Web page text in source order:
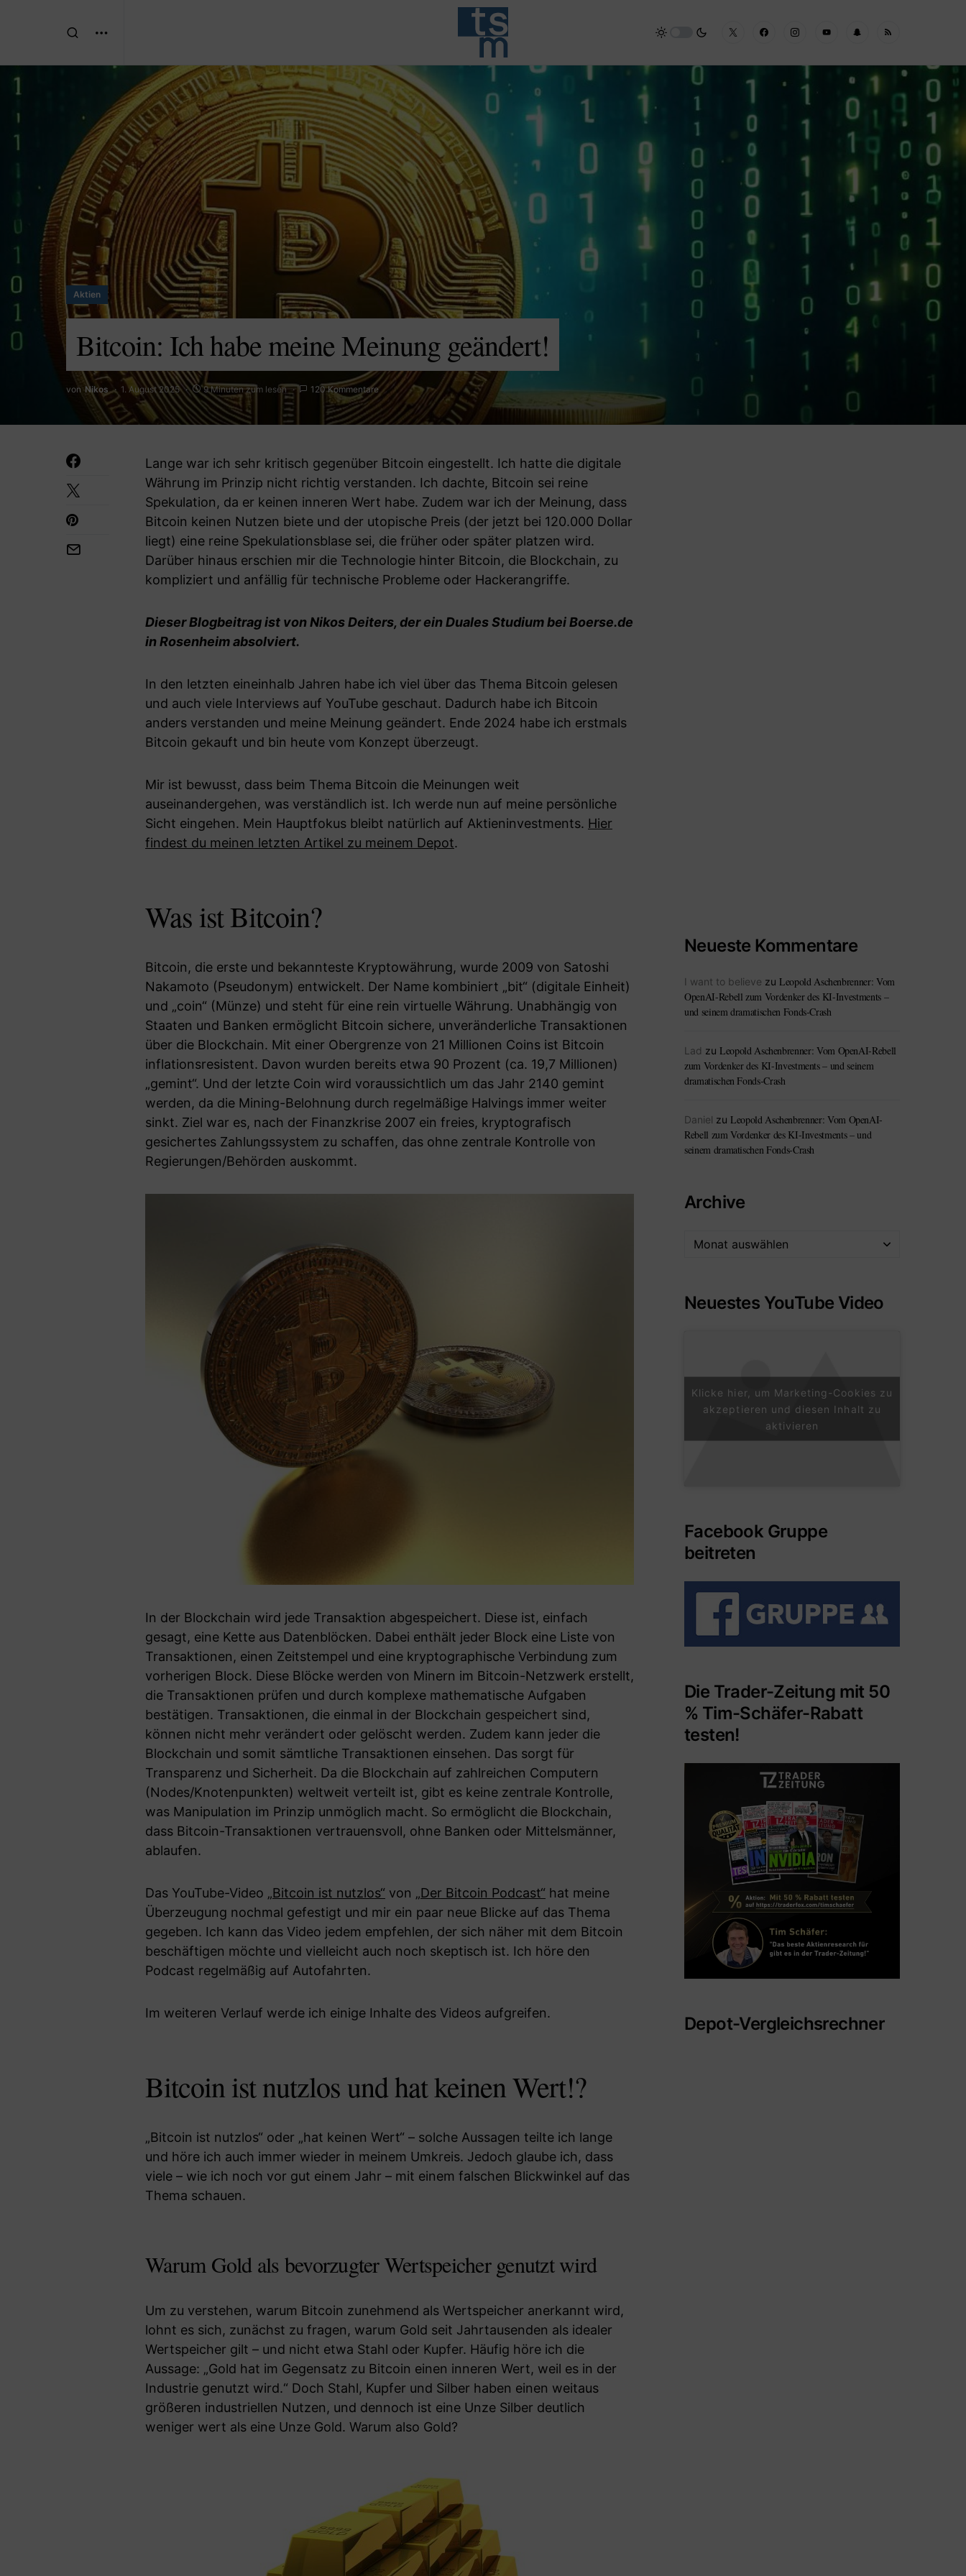
Aktien
Bitcoin: Ich habe meine Meinung geändert!
von Nikos 1. August 2025 9 Minuten zum lesen 120 Kommentare
Lange war ich sehr kritisch gegenüber Bitcoin eingestellt. Ich hatte die digitale
Währung im Prinzip nicht richtig verstanden. Ich dachte, Bitcoin sei reine
Spekulation, da er keinen inneren Wert habe. Zudem war ich der Meinung, dass
Bitcoin keinen Nutzen biete und der utopische Preis (der jetzt bei 120.000 Dollar
liegt) eine reine Spekulationsblase sei, die früher oder später platzen wird.
Darüber hinaus erschien mir die Technologie hinter Bitcoin, die Blockchain, zu
kompliziert und anfällig für technische Probleme oder Hackerangriffe.
Dieser Blogbeitrag ist von Nikos Deiters, der ein Duales Studium bei Boerse.de
in Rosenheim absolviert.
In den letzten eineinhalb Jahren habe ich viel über das Thema Bitcoin gelesen
und auch viele Interviews auf YouTube geschaut. Dadurch habe ich Bitcoin
anders verstanden und meine Meinung geändert. Ende 2024 habe ich erstmals
Bitcoin gekauft und bin heute vom Konzept überzeugt.
Mir ist bewusst, dass beim Thema Bitcoin die Meinungen weit
auseinandergehen, was verständlich ist. Ich werde nun auf meine persönliche
Sicht eingehen. Mein Hauptfokus bleibt natürlich auf Aktieninvestments. Hier
findest du meinen letzten Artikel zu meinem Depot.
Was ist Bitcoin?
Bitcoin, die erste und bekannteste Kryptowährung, wurde 2009 von Satoshi
Nakamoto (Pseudonym) entwickelt. Der Name kombiniert „bit“ (digitale Einheit)
und „coin“ (Münze) und steht für eine rein virtuelle Währung. Unabhängig von
Staaten und Banken ermöglicht Bitcoin sichere, unveränderliche Transaktionen
über die Blockchain. Mit einer Obergrenze von 21 Millionen Coins ist Bitcoin
inflationsresistent. Davon wurden bereits etwa 90 Prozent (ca. 19,7 Millionen)
„gemint“. Und der letzte Coin wird voraussichtlich um das Jahr 2140 gemint
werden, da die Mining-Belohnung durch regelmäßige Halvings immer weiter
sinkt. Ziel war es, nach der Finanzkrise 2007 ein freies, kryptografisch
gesichertes Zahlungssystem zu schaffen, das ohne zentrale Kontrolle von
Regierungen/Behörden auskommt.
In der Blockchain wird jede Transaktion abgespeichert. Diese ist, einfach
gesagt, eine Kette aus Datenblöcken. Dabei enthält jeder Block eine Liste von
Transaktionen, einen Zeitstempel und eine kryptographische Verbindung zum
vorherigen Block. Diese Blöcke werden von Minern im Bitcoin-Netzwerk erstellt,
die Transaktionen prüfen und durch komplexe mathematische Aufgaben
bestätigen. Transaktionen, die einmal in der Blockchain gespeichert sind,
können nicht mehr verändert oder gelöscht werden. Zudem kann jeder die
Blockchain und somit sämtliche Transaktionen einsehen. Das sorgt für
Transparenz und Sicherheit. Da die Blockchain auf zahlreichen Computern
(Nodes/Knotenpunkten) weltweit verteilt ist, gibt es keine zentrale Kontrolle,
was Manipulation im Prinzip unmöglich macht. So ermöglicht die Blockchain,
dass Bitcoin-Transaktionen vertrauensvoll, ohne Banken oder Mittelsmänner,
ablaufen.
Das YouTube-Video „Bitcoin ist nutzlos“ von „Der Bitcoin Podcast“ hat meine
Überzeugung nochmal gefestigt und mir ein paar neue Blicke auf das Thema
gegeben. Ich kann das Video jedem empfehlen, der sich näher mit dem Bitcoin
beschäftigen möchte und vielleicht auch noch skeptisch ist. Ich höre den
Podcast regelmäßig auf Autofahrten.
Im weiteren Verlauf werde ich einige Inhalte des Videos aufgreifen.
Bitcoin ist nutzlos und hat keinen Wert!?
„Bitcoin ist nutzlos“ oder „hat keinen Wert“ – solche Aussagen teilte ich lange
und höre ich auch immer wieder in meinem Umkreis. Jedoch glaube ich, dass
viele – wie ich noch vor gut einem Jahr – mit einem falschen Blickwinkel auf das
Thema schauen.
Warum Gold als bevorzugter Wertspeicher genutzt wird
Um zu verstehen, warum Bitcoin zunehmend als Wertspeicher anerkannt wird,
lohnt es sich, zunächst zu fragen, warum Gold seit Jahrtausenden als idealer
Wertspeicher gilt – und nicht etwa Stahl oder Kupfer. Häufig höre ich die
Aussage: „Gold hat im Gegensatz zu Bitcoin einen inneren Wert, weil es in der
Industrie genutzt wird.“ Doch Stahl, Kupfer und Silber haben einen weitaus
größeren industriellen Nutzen, und dennoch ist eine Unze Silber deutlich
weniger wert als eine Unze Gold. Warum also Gold?
Neueste Kommentare
I want to believe zu Leopold Aschenbrenner: Vom
OpenAI-Rebell zum Vordenker des KI-Investments –
und seinem dramatischen Fonds-Crash
Lad zu Leopold Aschenbrenner: Vom OpenAI-Rebell
zum Vordenker des KI-Investments – und seinem
dramatischen Fonds-Crash
Daniel zu Leopold Aschenbrenner: Vom OpenAI-
Rebell zum Vordenker des KI-Investments – und
seinem dramatischen Fonds-Crash
Archive
Neuestes YouTube Video
Klicke hier, um Marketing-Cookies zu
akzeptieren und diesen Inhalt zu
aktivieren
Facebook Gruppe
beitreten
Die Trader-Zeitung mit 50
% Tim-Schäfer-Rabatt
testen!
Depot-Vergleichsrechner